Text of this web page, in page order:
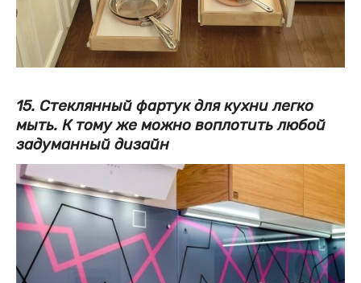
15. Стеклянный фартук для кухни легко
мыть. К тому же можно воплотить любой
задуманный дизайн